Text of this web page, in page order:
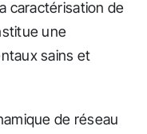
caractérisation de
une
sains et
de réseau